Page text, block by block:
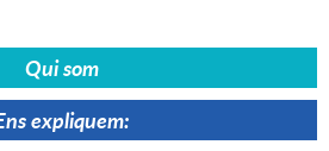
Qui som
expliquem: